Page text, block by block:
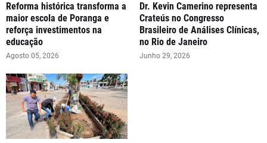
Reforma histórica transforma a
maior escola de Poranga e
reforça investimentos na
educação
Agosto 05, 2026
Dr. Kevin Camerino representa
Crateús no Congresso
Brasileiro de Análises Clínicas,
no Rio de Janeiro
Junho 29, 2026